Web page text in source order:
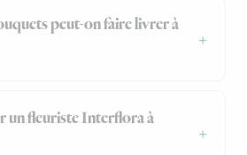
peut-on faire livrer à
un fleuriste Interflora à